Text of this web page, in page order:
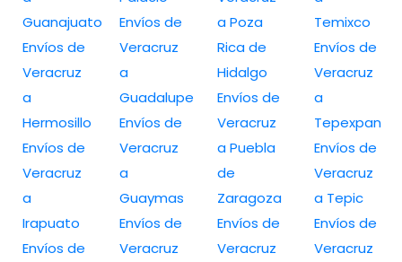
Guanajuato
Envíos de
Veracruz
a
Hermosillo
Envíos de
Veracruz
a
Irapuato
Envíos de
Envíos de
Veracruz
a
Guadalupe
Envíos de
Veracruz
a
Guaymas
Envíos de
Veracruz
a Poza
Rica de
Hidalgo
Envíos de
Veracruz
a Puebla
de
Zaragoza
Envíos de
Veracruz
Temixco
Envíos de
Veracruz
a
Tepexpan
Envíos de
Veracruz
a Tepic
Envíos de
Veracruz